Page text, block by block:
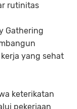
rutinitas
Gathering
yang sehat
keterikatan
pekerjaan